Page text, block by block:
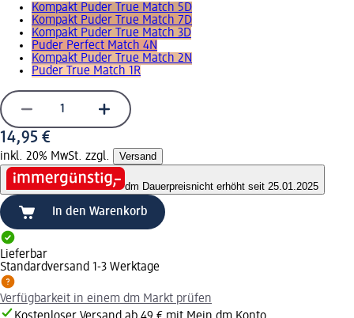
Kompakt Puder True Match 5D
Kompakt Puder True Match 7D
Kompakt Puder True Match 3D
Puder Perfect Match 4N
Kompakt Puder True Match 2N
Puder True Match 1R
14,95 €
inkl. 20% MwSt. zzgl. Versand
dm Dauerpreisnicht erhöht seit 25.01.2025
In den Warenkorb
Lieferbar
Standardversand 1-3 Werktage
Verfügbarkeit in einem dm Markt prüfen